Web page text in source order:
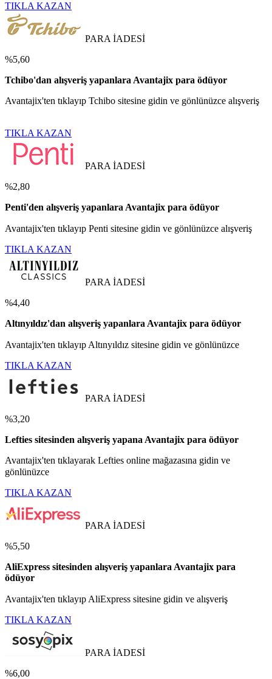
TIKLA KAZAN
PARA İADESİ
%5,60
Tchibo'dan alışveriş yapanlara Avantajix para ödüyor
Avantajix'ten tıklayıp Tchibo sitesine gidin ve gönlünüzce alışveriş
TIKLA KAZAN
PARA İADESİ
%2,80
Penti'den alışveriş yapanlara Avantajix para ödüyor
Avantajix'ten tıklayıp Penti sitesine gidin ve gönlünüzce alışveriş
TIKLA KAZAN
PARA İADESİ
%4,40
Altınyıldız'dan alışveriş yapanlara Avantajix para ödüyor
Avantajix'ten tıklayıp Altınyıldız sitesine gidin ve gönlünüzce
TIKLA KAZAN
PARA İADESİ
%3,20
Lefties sitesinden alışveriş yapana Avantajix para ödüyor
Avantajix'ten tıklayarak Lefties online mağazasına gidin ve
gönlünüzce
TIKLA KAZAN
PARA İADESİ
%5,50
AliExpress sitesinden alışveriş yapanlara Avantajix para
ödüyor
Avantajix'ten tıklayıp AliExpress sitesine gidin ve alışveriş
TIKLA KAZAN
PARA İADESİ
%6,00